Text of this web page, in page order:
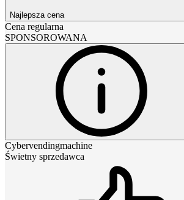
Najlepsza cena
Cena regularna
SPONSOROWANA
Cybervendingmachine
Świetny sprzedawca